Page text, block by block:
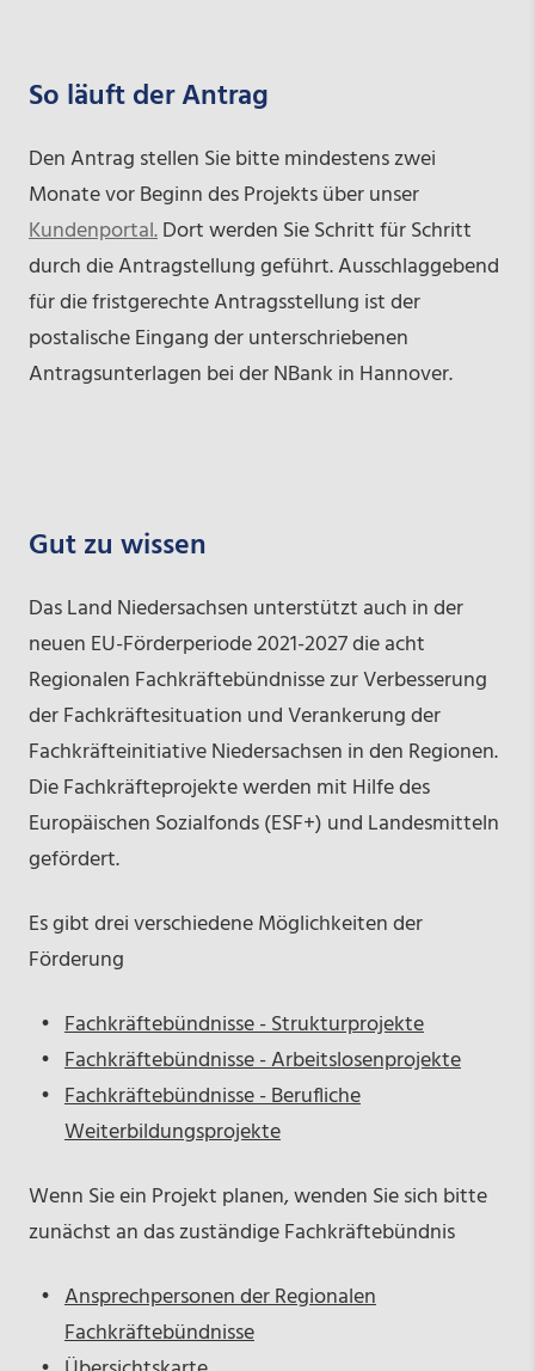
So läuft der Antrag
Den Antrag stellen Sie bitte mindestens zwei
Monate vor Beginn des Projekts über unser
Kundenportal.Dort werden Sie Schritt für Schritt
durch die Antragstellung geführt. Ausschlaggebend
für die fristgerechte Antragsstellung ist der
postalische Eingang der unterschriebenen
Antragsunterlagen bei der NBank in Hannover.
Gut zu wissen
Das Land Niedersachsen unterstützt auch in der
neuen EU-Förderperiode 2021-2027 die acht
Regionalen Fachkräftebündnisse zur Verbesserung
der Fachkräftesituation und Verankerung der
Fachkräfteinitiative Niedersachsen in den Regionen.
Die Fachkräfteprojekte werden mit Hilfe des
Europäischen Sozialfonds (ESF+) und Landesmitteln
gefördert.
Es gibt drei verschiedene Möglichkeiten der
Förderung
Fachkräftebündnisse - Strukturprojekte
Fachkräftebündnisse - Arbeitslosenprojekte
Fachkräftebündnisse - Berufliche
Weiterbildungsprojekte
Wenn Sie ein Projekt planen, wenden Sie sich bitte
zunächst an das zuständige Fachkräftebündnis
Ansprechpersonen der Regionalen
Fachkräftebündnisse